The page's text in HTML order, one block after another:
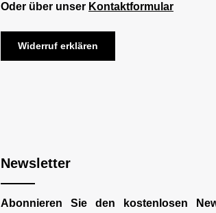
Oder über unser Kontaktformular
Widerruf erklären
Newsletter
Abonnieren Sie den kostenlosen